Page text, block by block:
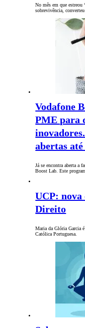
No mês em que estreou
sobrevivência,
Vodafone
PME para
abertas
Já se encontra aberta a
Boost Lab. Este
UCP: nova
Direito
Maria da Glória Garcia
Católica Portuguesa.